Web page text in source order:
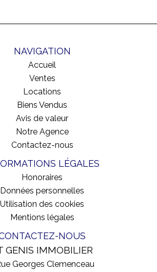
NAVIGATION
Accueil
Ventes
Locations
Biens Vendus
Avis de valeur
Notre Agence
Contactez-nous
LÉGALES
Honoraires
Données personnelles
Utilisation des cookies
Mentions légales
NOUS
GENIS IMMOBILIER
Georges Clemenceau